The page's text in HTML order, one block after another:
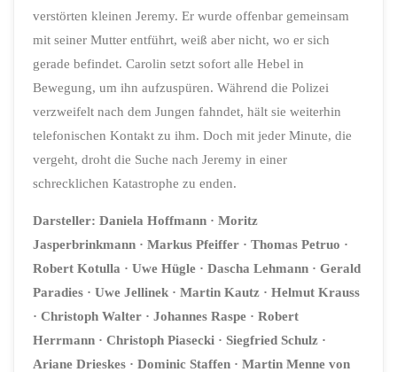
verstörten kleinen Jeremy. Er wurde offenbar gemeinsam
mit seiner Mutter entführt, weiß aber nicht, wo er sich
gerade befindet. Carolin setzt sofort alle Hebel in
Bewegung, um ihn aufzuspüren. Während die Polizei
verzweifelt nach dem Jungen fahndet, hält sie weiterhin
telefonischen Kontakt zu ihm. Doch mit jeder Minute, die
vergeht, droht die Suche nach Jeremy in einer
schrecklichen Katastrophe zu enden.
Darsteller: Daniela Hoffmann · Moritz
Jasperbrinkmann · Markus Pfeiffer · Thomas Petruo ·
Robert Kotulla · Uwe Hügle · Dascha Lehmann · Gerald
Paradies · Uwe Jellinek · Martin Kautz · Helmut Krauss
·Christoph Walter · Johannes Raspe · Robert
Herrmann · Christoph Piasecki · Siegfried Schulz ·
Ariane Drieskes · Dominic Staffen · Martin Menne von